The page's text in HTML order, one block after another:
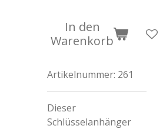
In den
Warenkorb
Artikelnummer: 261
Dieser
Schlüsselanhänger